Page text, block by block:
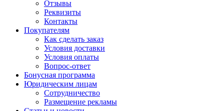
Отзывы
Реквизиты
Контакты
Покупателям
Как сделать заказ
Условия доставки
Условия оплаты
Вопрос-ответ
Бонусная программа
Юридическим лицам
Сотрудничество
Размещение рекламы